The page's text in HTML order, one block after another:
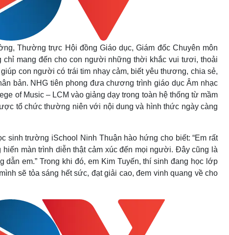
Thường trực Hội đồng Giáo dục, Giám đốc Chuyên môn
chỉ mang đến cho con người những thời khắc vui tươi, thoải
con người có trái tim nhạy cảm, biết yêu thương, chia sẻ,
bản. NHG tiên phong đưa chương trình giáo dục Âm nhạc
of Music – LCM vào giảng dạy trong toàn hệ thống từ mầm
tổ chức thường niên với nội dung và hình thức ngày càng
sinh trường iSchool Ninh Thuận hào hứng cho biết: “Em rất
màn trình diễn thật cảm xúc đến mọi người. Đây cũng là
em.” Trong khi đó, em Kim Tuyến, thí sinh đang học lớp
sẽ tỏa sáng hết sức, đạt giải cao, đem vinh quang về cho